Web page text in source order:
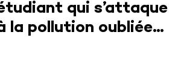
qui s’attaque
la pollution oubliée